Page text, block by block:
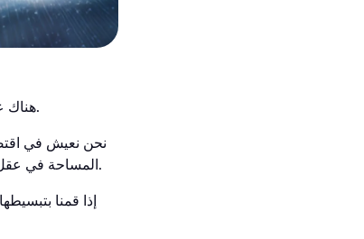
هناك.
نحن نعيش في
المساحة في عقل المستخدم. سوق العملات المشفرة ليس استثناءً — في الواقع، ربما يكون المثال الأوضح لهذه الديناميكية.
إذا قمنا